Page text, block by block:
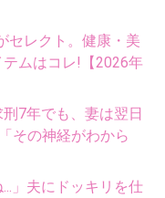
セレクト。健康・美
ムはコレ!【2026年
7年でも、妻は翌日
その神経がわから
」夫にドッキリを仕